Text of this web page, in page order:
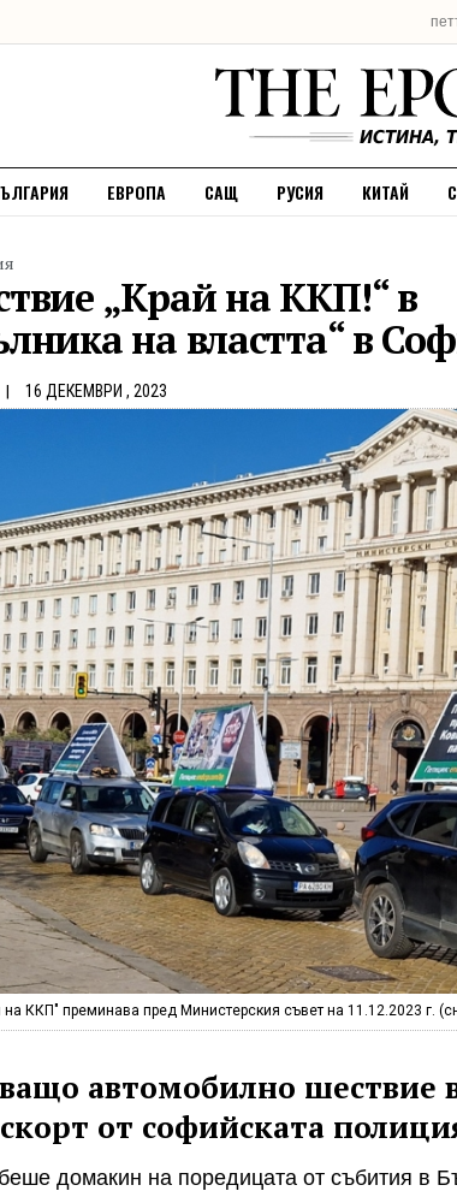
ЕВРОПА САЩ РУСИЯ КИТАЙ
„Край на ККП!“ в
на властта“ в
16 ДЕКЕМВРИ , 2023
на ККП" преминава пред Министерския съвет на 11.12.2023 г.
автомобилно шествие
от софийската
домакин на поредицата от събития в